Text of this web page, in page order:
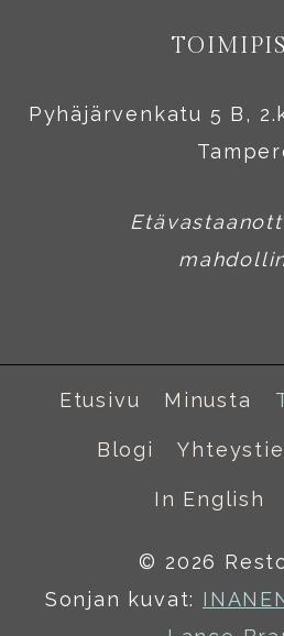
Pyhäjärvenkatu 5 B,
Etusivu Minusta
Blogi
In English
© 2026
Sonjan kuvat: